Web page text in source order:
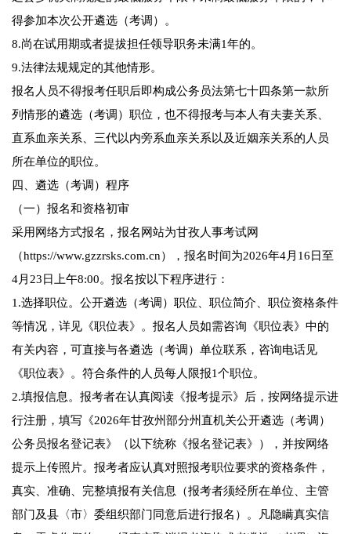
得参加本次公开遴选（考调）。
8.尚在试用期或者提拔担任领导职务未满1年的。
9.法律法规规定的其他情形。
报名人员不得报考任职后即构成公务员法第七十四条第一款所
列情形的遴选（考调）职位，也不得报考与本人有夫妻关系、
直系血亲关系、三代以内旁系血亲关系以及近姻亲关系的人员
所在单位的职位。
四、遴选（考调）程序
（一）报名和资格初审
采用网络方式报名，报名网站为甘孜人事考试网
（https://www.gzzrsks.com.cn），报名时间为2026年4月16日至
4月23日上午8:00。报名按以下程序进行：
1.选择职位。公开遴选（考调）职位、职位简介、职位资格条件
等情况，详见《职位表》。报名人员如需咨询《职位表》中的
有关内容，可直接与各遴选（考调）单位联系，咨询电话见
《职位表》。符合条件的人员每人限报1个职位。
2.填报信息。报考者在认真阅读《报考提示》后，按网络提示进
行注册，填写《2026年甘孜州部分州直机关公开遴选（考调）
公务员报名登记表》（以下统称《报名登记表》），并按网络
提示上传照片。报考者应认真对照报考职位要求的资格条件，
真实、准确、完整填报有关信息（报考者须经所在单位、主管
部门及县〈市〉委组织部门同意后进行报名）。凡隐瞒真实信